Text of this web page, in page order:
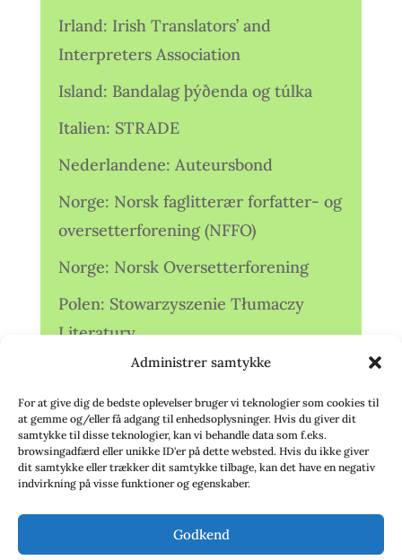
Administrer samtykke
For at give dig de bedste oplevelser bruger vi teknologier som cookies til
at gemme og/eller få adgang til enhedsoplysninger. Hvis du giver dit
samtykke til disse teknologier, kan vi behandle data som f.eks.
browsingadfærd eller unikke ID'er på dette websted. Hvis du ikke giver
dit samtykke eller trækker dit samtykke tilbage, kan det have en negativ
indvirkning på visse funktioner og egenskaber.
Godkend
Irland: Irish Translators’ and
Interpreters Association
Island: Bandalag þýðenda og túlka
Italien: STRADE
Nederlandene: Auteursbond
Norge: Norsk faglitterær forfatter- og
oversetterforening (NFFO)
Norge: Norsk Oversetterforening
Polen: Stowarzyszenie Tłumaczy
Literatury
Storbritannien: Translators
Association (TA)
Sverige: Översättarsektionen (Ö.)
Sverige: Översättarcentrum (ÖC)
deutschsprachiger Übersetzer (VdÜ)